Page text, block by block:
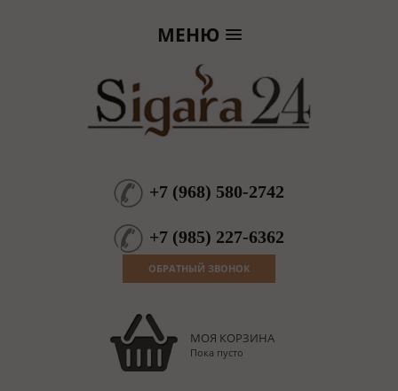
МЕНЮ
+7 (968) 580-2742
+7 (985) 227-6362
ОБРАТНЫЙ ЗВОНОК
МОЯ КОРЗИНА
Пока пусто